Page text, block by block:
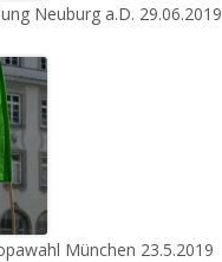
Neuburg a.D. 29.06.2019
München 23.5.2019